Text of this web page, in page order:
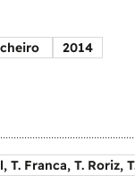
2014
T. Franca, T. Roriz,